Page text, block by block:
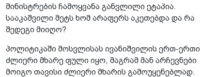
მინისტრების ჩამოყვანა განვლილი ეტაპია.
სააკაშვილი მეტს ხომ არაფერს აკეთებდა და რა
შედეგი მიიღო?
პოლიტიკაში მოსვლისას ივანიშვილის ერთ-ერთი
ძლიერი მხარე ფული იყო, მაგრამ მან არჩევნები
მოიგო თავისი ძლიერი მხარის გამოუყენებლად.